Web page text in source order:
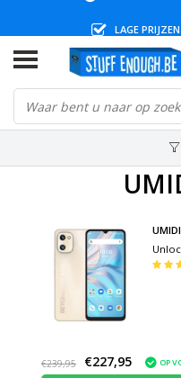
€239,95 €227,95 OP